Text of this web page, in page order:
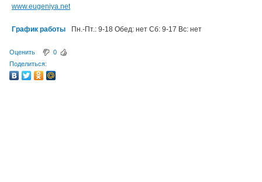
www.eugeniya.net
График работы Пн.-Пт.: 9-18 Обед: нет Сб: 9-17 Вс: нет
Оценить
0
Поделиться: